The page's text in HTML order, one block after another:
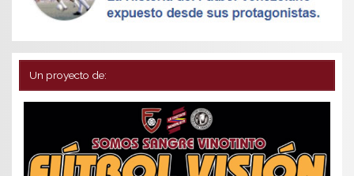
Un proyecto de: